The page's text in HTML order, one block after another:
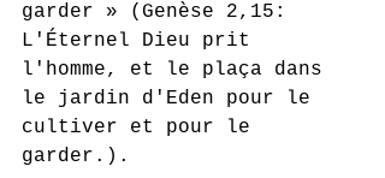
garder » (Genèse 2,15:
L'Éternel Dieu prit
l'homme, et le plaça dans
le jardin d'Eden pour le
cultiver et pour le
garder.).